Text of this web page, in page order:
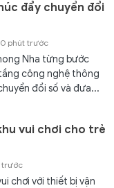
đẩy chuyển đổi
phút trước
Nha từng bước
công nghệ thông
đổi số và đưa...
vui chơi cho trẻ
trước
chơi với thiết bị vận